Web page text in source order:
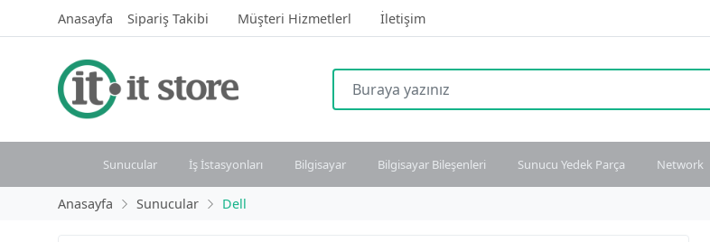
Anasayfa Sipariş Takibi Müşteri Hizmetlerl İletişim
Sunucular İş İstasyonları Bilgisayar Bilgisayar Bileşenleri Sunucu Yedek Parça Network
Anasayfa Sunucular Dell